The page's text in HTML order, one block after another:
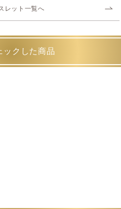
レット一覧へ
ックした商品